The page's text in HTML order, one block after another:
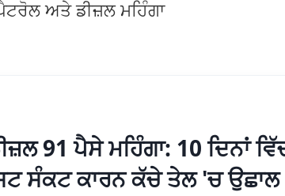
ਅਤੇ ਡੀਜ਼ਲ ਮਹਿੰਗਾ
91 ਪੈਸੇ ਮਹਿੰਗਾ: 10 ਦਿਨਾਂ
ਸੰਕਟ ਕਾਰਨ ਕੱਚੇ ਤੇਲ 'ਚ ਉਛਾਲ